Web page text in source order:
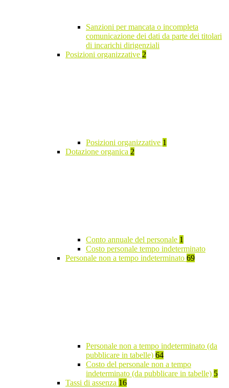
Sanzioni per mancata o incompleta
comunicazione dei dati da parte dei titolari
di incarichi dirigenziali
Posizioni organizzative 2
Posizioni organizzative 1
Dotazione organica 2
Conto annuale del personale 1
Costo personale tempo indeterminato
Personale non a tempo indeterminato 69
Personale non a tempo indeterminato (da
pubblicare in tabelle) 64
Costo del personale non a tempo
indeterminato (da pubblicare in tabelle) 5
Tassi di assenza 16